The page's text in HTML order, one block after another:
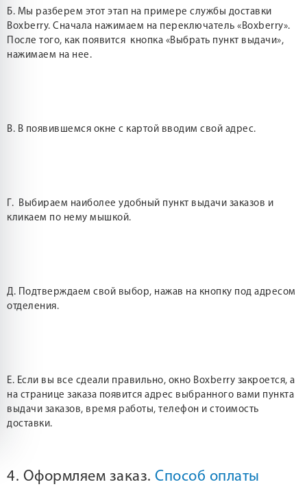
Б. Мы разберем этот этап на примере службы доставки
Boxberry. Сначала нажимаем на переключатель «Boxberry».
После того, как появится кнопка «Выбрать пункт выдачи»,
нажимаем на нее.
В. В появившемся окне с картой вводим свой адрес.
Г. Выбираем наиболее удобный пункт выдачи заказов и
кликаем по нему мышкой.
Д. Подтверждаем свой выбор, нажав на кнопку под адресом
отделения.
Е. Если вы все сдеали правильно, окно Boxberry закроется, а
на странице заказа появится адрес выбранного вами пункта
выдачи заказов, время работы, телефон и стоимость
доставки.
4. Оформляем заказ. Способ оплаты